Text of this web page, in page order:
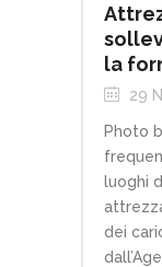
la
29
Photo
luoghi
dei